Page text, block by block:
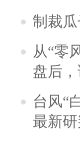
制裁
从“零
盘后
台风“
最新研